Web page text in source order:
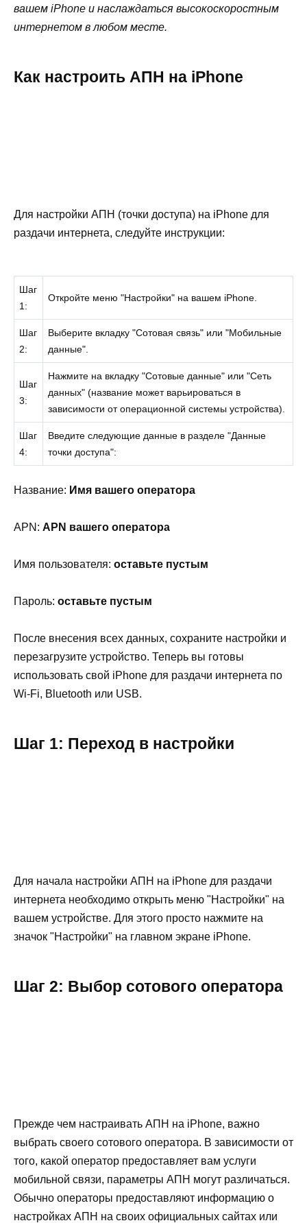
вашем iPhone и наслаждаться высокоскоростным
интернетом в любом месте.
Как настроить АПН на iPhone
Для настройки АПН (точки доступа) на iPhone для
раздачи интернета, следуйте инструкции:
Шаг
1:
Откройте меню "Настройки" на вашем iPhone.
Шаг
2:
Выберите вкладку "Сотовая связь" или "Мобильные
данные".
Шаг
3:
Нажмите на вкладку "Сотовые данные" или "Сеть
данных" (название может варьироваться в
зависимости от операционной системы устройства).
Шаг
4:
Введите следующие данные в разделе "Данные
точки доступа":
Название: Имя вашего оператора
APN: APN вашего оператора
Имя пользователя: оставьте пустым
Пароль: оставьте пустым
После внесения всех данных, сохраните настройки и
перезагрузите устройство. Теперь вы готовы
использовать свой iPhone для раздачи интернета по
Wi-Fi, Bluetooth или USB.
Шаг 1: Переход в настройки
Для начала настройки АПН на iPhone для раздачи
интернета необходимо открыть меню "Настройки" на
вашем устройстве. Для этого просто нажмите на
значок "Настройки" на главном экране iPhone.
Шаг 2: Выбор сотового оператора
Прежде чем настраивать АПН на iPhone, важно
выбрать своего сотового оператора. В зависимости от
того, какой оператор предоставляет вам услуги
мобильной связи, параметры АПН могут различаться.
Обычно операторы предоставляют информацию о
настройках АПН на своих официальных сайтах или